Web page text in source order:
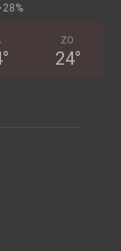
28%
°
ZO
24°